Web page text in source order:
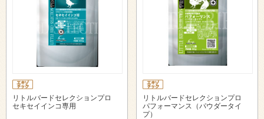
リトルバードセレクションプロ
セキセイインコ専用
リトルバードセレクションプロ
パフォーマンス（パウダータイ
プ）